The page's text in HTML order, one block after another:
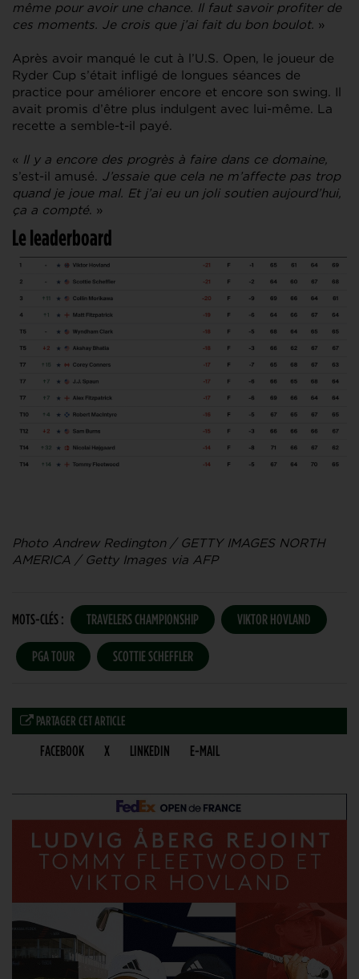
même pour avoir une chance. Il faut savoir profiter de
ces moments. Je crois que j’ai fait du bon boulot. »
Après avoir manqué le cut à l’U.S. Open, le joueur de
Ryder Cup s’était infligé de longues séances de
practice pour améliorer encore et encore son swing. Il
avait promis d’être plus indulgent avec lui-même. La
recette a semble-t-il payé.
« Il y a encore des progrès à faire dans ce domaine,
s’est-il amusé. J’essaie que cela ne m’affecte pas trop
quand je joue mal. Et j’ai eu un joli soutien aujourd’hui,
ça a compté. »
Le leaderboard
Photo Andrew Redington / GETTY IMAGES NORTH
AMERICA / Getty Images via AFP
MOTS-CLÉS : TRAVELERS CHAMPIONSHIP VIKTOR HOVLAND
PGA TOUR SCOTTIE SCHEFFLER
PARTAGER CET ARTICLE
FACEBOOK X LINKEDIN E-MAIL